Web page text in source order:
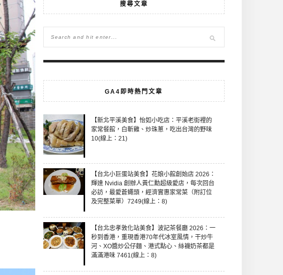
搜尋文章
GA4即時熱門文章
【新北平溪美食】怡如小吃店：平溪老街裡的
家常餐館，白斬雞、炒珠蔥，吃出台灣的野味
10(線上：21)
【台北小巨蛋站美食】花娘小館創始店 2026：
輝達 Nvidia 創辦人黃仁勳超級愛店，每次回台
必訪，最愛蒼蠅頭，經濟實惠家常菜（附訂位
及完整菜單）7249(線上：8)
【台北忠孝敦化站美食】波記茶餐廳 2026：一
秒到香港，重現香港70年代冰室風情，干炒牛
河、XO醬炒公仔麵、港式點心、絲襪奶茶都是
滿滿港味 7461(線上：8)